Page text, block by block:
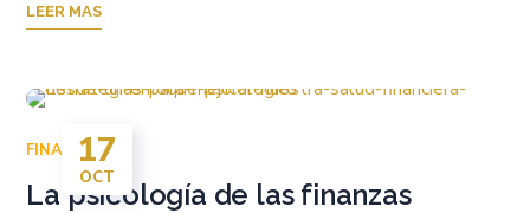
LEER MAS
17
OCT
FINANZAS
La psicología de las finanzas